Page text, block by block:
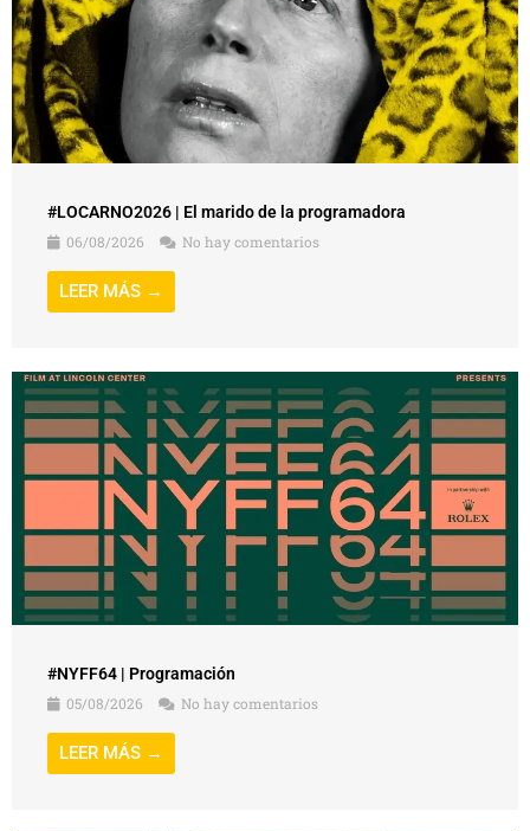
#LOCARNO2026 | El marido de la programadora
06/08/2026
No hay comentarios
LEER MÁS →
#NYFF64 | Programación
05/08/2026
No hay comentarios
LEER MÁS →